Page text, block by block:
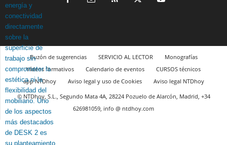
Buzón de sugerencias SERVICIO AL LECTOR
Monografías
Vídeos formativos
Calendario de eventos
CURSOS técnicos
app NTDhoy
Aviso legal y uso de Cookies
Aviso legal NTDhoy
© NTDhoy, S.L., Segundo Mata 4A, 28224 Pozuelo de Alarcón, Madrid, +34
626981059, info @ ntdhoy.com